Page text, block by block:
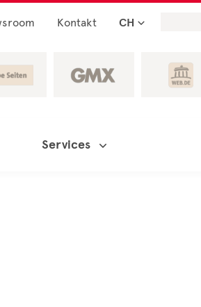
Kontakt CH
Services